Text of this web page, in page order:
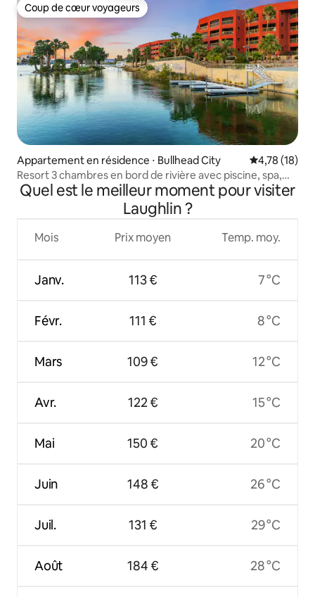
Coup de cœur voyageurs
Coup de cœur voyageurs
Appartement en résidence ⋅ Bullhead City Évaluation
4,78 (18)
Resort 3 chambres en bord de rivière avec piscine, spa,
ponton et rampe de mise à l'eau !
Quel est le meilleur moment pour visiter
Laughlin ?
Mois
Janv.
Févr.
Mars
Avr.
Mai
Juin
Juil.
Août
Prix moyen
113 €
111 €
109 €
122 €
150 €
148 €
131 €
184 €
Temp. moy.
7 °C
8 °C
12 °C
15 °C
20 °C
26 °C
29 °C
28 °C